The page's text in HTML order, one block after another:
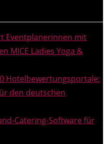
Eventplanerinnen mit
MICE Ladies Yoga &
Hotelbewertungsportale:
den deutschen
Catering-Software für